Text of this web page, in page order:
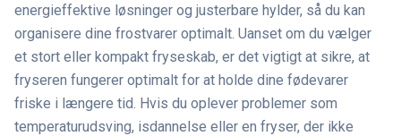
energieffektive løsninger og justerbare hylder, så du kan
organisere dine frostvarer optimalt. Uanset om du vælger
et stort eller kompakt fryseskab, er det vigtigt at sikre, at
fryseren fungerer optimalt for at holde dine fødevarer
friske i længere tid. Hvis du oplever problemer som
temperaturudsving, isdannelse eller en fryser, der ikke